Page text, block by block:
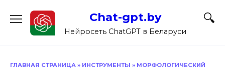
содержанию
Chat-gpt.by
Нейросеть ChatGPT в Беларуси
ГЛАВНАЯ СТРАНИЦА » ИНСТРУМЕНТЫ » МОРФОЛОГИЧЕСКИЙ